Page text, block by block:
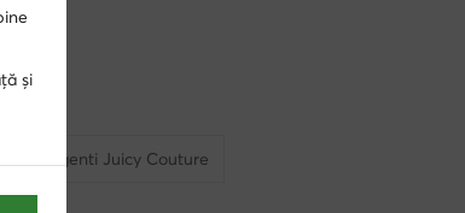
genti Juicy Couture
și